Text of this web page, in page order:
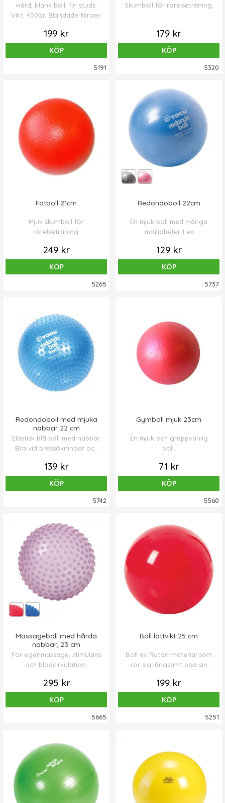
Hård, blank boll, fin studs.
Vikt: 400gr. Blandade färger.
199 kr
KÖP
5191
Skumboll för rörelseträning.
179 kr
KÖP
5320
Fotboll 21cm
Mjuk skumboll för
rörelseträning.
249 kr
KÖP
5265
Redondoboll 22cm
En mjuk boll med många
möjligheter t.ex
nackmassage,
stretchövningar,
avslappningsövningar.
129 kr
KÖP
5737
Redondoboll med mjuka
nabbar 22 cm
Elastisk blå boll med nabbar.
Bra vid pressövningar och
nackmuskler.
139 kr
KÖP
5742
Gymboll mjuk 23cm
En mjuk och greppvänlig
boll.
71 kr
KÖP
5560
Massageboll med hårda
nabbar, 23 cm
För egenmassage, stimulans
och blodcirkulation.
295 kr
KÖP
5665
Boll lättvikt 25 cm
Boll av Ruton-material som
rör sig långsamt pga sin
hantera.
199 kr
KÖP
5251